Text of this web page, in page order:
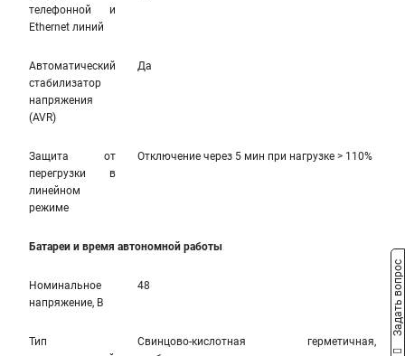
телефонной и
Ethernet линий
Автоматический
стабилизатор
напряжения
(AVR)
Да
Защита от
перегрузки в
линейном
режиме
Отключение через 5 мин при нагрузке > 110%
Батареи и время автономной работы
Номинальное
напряжение, В
48
Тип
Свинцово-кислотная герметичная,
Задать вопрос